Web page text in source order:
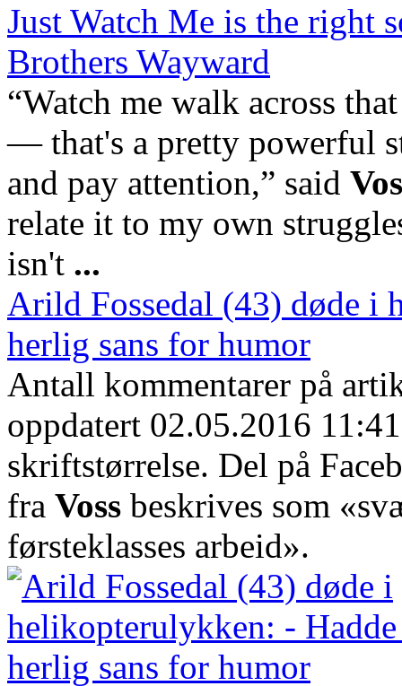
Just Watch Me is the right
Brothers Wayward
“Watch me walk across
— that's a pretty powerful
and pay attention,” said
relate it to my own
isn't ...
Arild Fossedal (43) døde i
herlig sans for humor
Antall kommentarer på
oppdatert 02.05.2016
skriftstørrelse. Del på
fra Voss beskrives som
førsteklasses arbeid».